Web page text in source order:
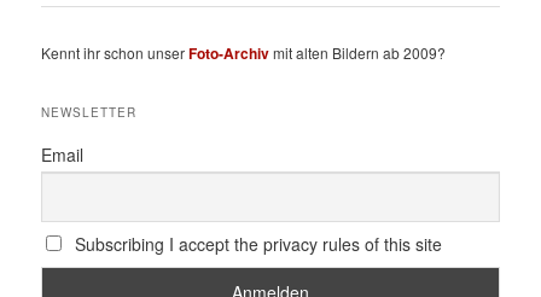
Kennt ihr schon unserFoto-Archivmit alten Bildern ab 2009?
NEWSLETTER
Email
Subscribing I accept the privacy rules of this site